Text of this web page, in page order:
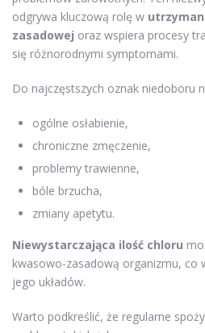
odgrywa kluczową rolę w
zasadowej oraz wspiera procesy
się różnorodnymi symptomami.
Do najczęstszych oznak niedoboru
ogólne osłabienie,
chroniczne zmęczenie,
problemy trawienne,
bóle brzucha,
zmiany apetytu.
Niewystarczająca ilość chloru
kwasowo-zasadową organizmu, co
jego układów.
Warto podkreślić, że regularne